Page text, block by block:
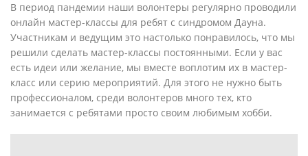
В период пандемии наши волонтеры регулярно проводили
онлайн мастер-классы для ребят с синдромом Дауна.
Участникам и ведущим это настолько понравилось, что мы
решили сделать мастер-классы постоянными. Если у вас
есть идеи или желание, мы вместе воплотим их в мастер-
класс или серию мероприятий. Для этого не нужно быть
профессионалом, среди волонтеров много тех, кто
занимается с ребятами просто своим любимым хобби.